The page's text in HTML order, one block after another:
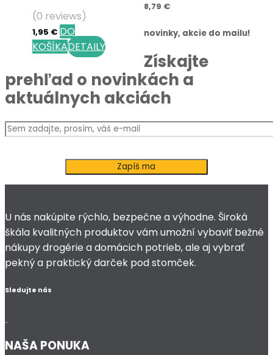
(0 reviews)
1,95 € DO
KOŠÍKADETAILY
8,79 €
novinky, akcie do mailu!
Získajte
prehľad o novinkách a
aktuálnych akciách
U nás nakúpite rýchlo, bezpečne a výhodne. Široká
škála kvalitných produktov vám umožní vybaviť bežné
nákupy drogérie a domácich potrieb, ale aj vybrať
pekný a praktický darček pod stomček.
Sledujte nás
NAŠA PONUKA